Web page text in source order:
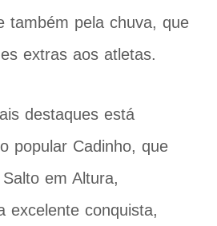
também pela chuva, que
extras aos atletas.
destaques está
popular Cadinho, que
em Altura,
excelente conquista,